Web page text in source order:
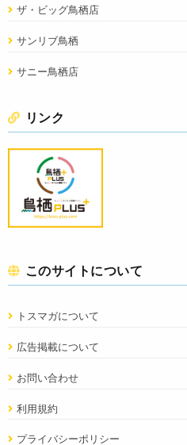
ザ・ビッグ鳥栖店
サンリブ鳥栖
サニー鳥栖店
リンク
このサイトについて
トスマガについて
広告掲載について
お問い合わせ
利用規約
プライバシーポリシー